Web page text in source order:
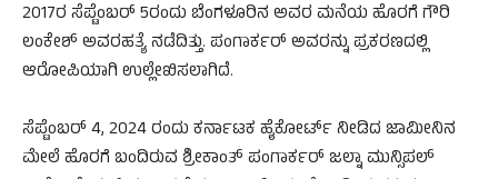
2017ರ ಸೆಪ್ಟೆಂಬರ್ 5ರಂದು ಬೆಂಗಳೂರಿನ ಅವರ ಮನೆಯ ಹೊರಗೆ ಗೌರಿ
ಲಂಕೇಶ್ ಅವರ​ಹತ್ಯೆ ನಡೆದಿತ್ತು. ಪಂಗಾರ್ಕರ್ ಅವರನ್ನು ಪ್ರಕರಣದಲ್ಲಿ
ಆರೋಪಿಯಾಗಿ ಉಲ್ಲೇಖಿಸಲಾಗಿದೆ.
ಸೆಪ್ಟೆಂಬರ್ 4, 2024 ರಂದು ಕರ್ನಾಟಕ ಹೈಕೋರ್ಟ್ ನೀಡಿದ ಜಾಮೀನಿನ
ಮೇಲೆ ಹೊರಗೆ ಬಂದಿರುವ ಶ್ರೀಕಾಂತ್ ಪಂಗಾರ್ಕರ್ ಜಲ್ನಾ ಮುನ್ಸಿಪಲ್